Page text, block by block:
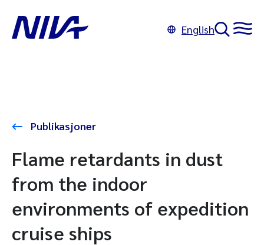
English
Publikasjoner
Flame retardants in dust
from the indoor
environments of expedition
cruise ships